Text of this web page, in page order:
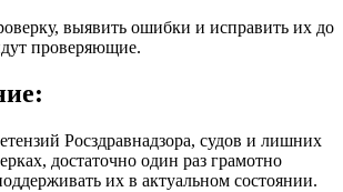
выявить ошибки и исправить их до
проверяющие.
Росздравнадзора, судов и лишних
достаточно один раз грамотно
их в актуальном состоянии.